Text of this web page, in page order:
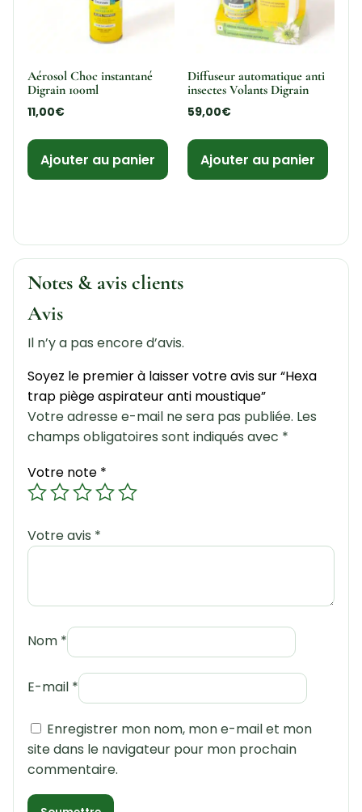
Aérosol Choc instantané
Digrain 100ml
11,00€
Ajouter au panier
Diffuseur automatique anti
insectes Volants Digrain
59,00€
Ajouter au panier
Notes & avis clients
Avis
Il n’y a pas encore d’avis.
Soyez le premier à laisser votre avis sur “Hexa
trap piège aspirateur anti moustique”
Votre adresse e-mail ne sera pas publiée. Les
champs obligatoires sont indiqués avec *
Votre note *
Votre avis *
Nom *
E-mail *
Enregistrer mon nom, mon e-mail et mon
site dans le navigateur pour mon prochain
commentaire.